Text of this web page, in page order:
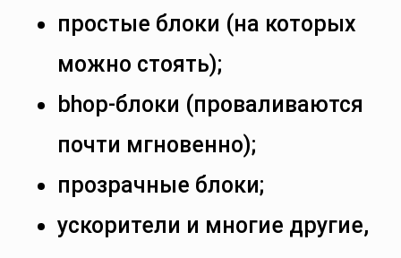
простые блоки (на которых
можно стоять);
bhop-блоки (проваливаются
почти мгновенно);
прозрачные блоки;
ускорители и многие другие,